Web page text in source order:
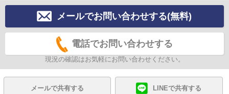
メールでお問い合わせする(無料)
電話でお問い合わせする
現況の確認はお気軽にお問い合わせください。
メールで共有する LINEで共有する